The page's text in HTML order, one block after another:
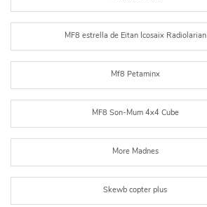
MF8 estrella de Eitan Icosaix Radiolarian
Mf8 Petaminx
MF8 Son-Mum 4x4 Cube
More Madnes
Skewb copter plus